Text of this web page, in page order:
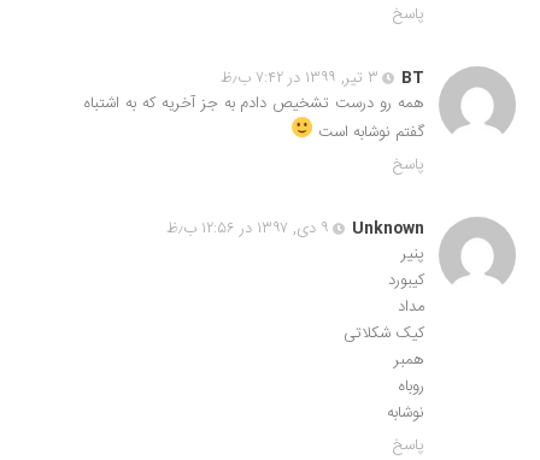
پاسخ
BT
۳ تیر, ۱۳۹۹ در ۷:۴۲ ب٫ظ
همه رو درست تشخیص دادم به جز آخریه که به اشتباه
گفتم نوشابه است
پاسخ
Unknown
۹ دی, ۱۳۹۷ در ۱۲:۵۶ ب٫ظ
پنیر
کیبورد
مداد
کیک شکلاتی
همبر
روباه
نوشابه
پاسخ